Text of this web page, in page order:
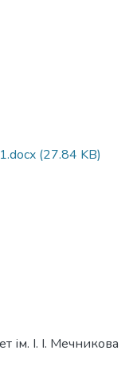
(27.84 KB)
ім. І. І. Мечникова